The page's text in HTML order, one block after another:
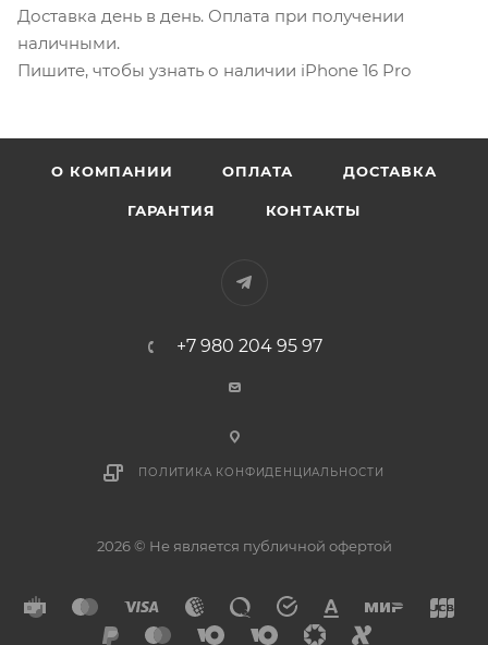
Доставка день в день. Оплата при получении
наличными.
Пишите, чтобы узнать о наличии iPhone 16 Pro
О КОМПАНИИ ОПЛАТА ДОСТАВКА
ГАРАНТИЯ КОНТАКТЫ
+7 980 204 95 97
ПОЛИТИКА КОНФИДЕНЦИАЛЬНОСТИ
2026 © Не является публичной офертой